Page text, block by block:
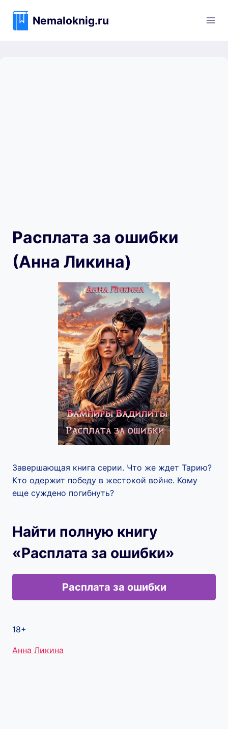
содержимому
Nemaloknig.ru
Расплата за ошибки
(Анна Ликина)
Завершающая книга серии. Что же ждет Тарию?
Кто одержит победу в жестокой войне. Кому
еще суждено погибнуть?
Найти полную книгу
«Расплата за ошибки»
Расплата за ошибки
18+
Метки
Анна Ликина